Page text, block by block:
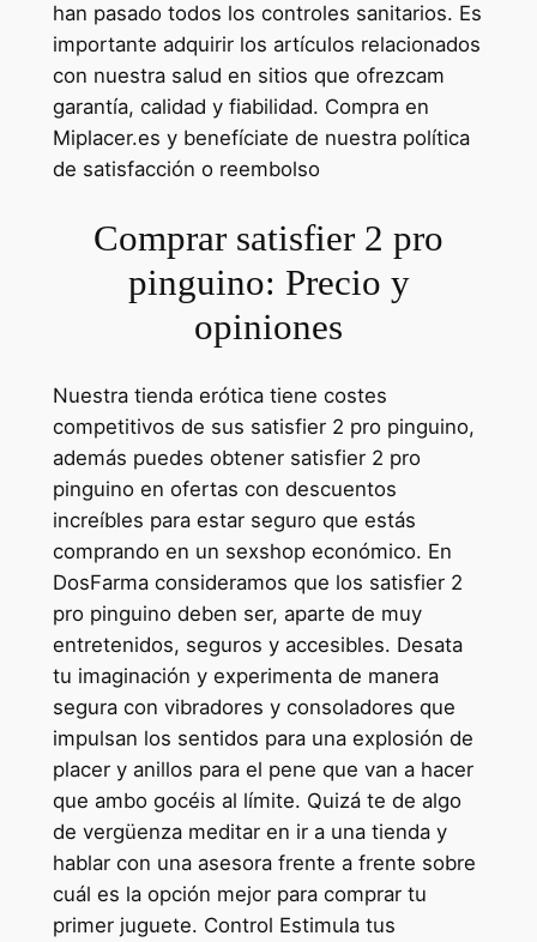
han pasado todos los controles sanitarios. Es
importante adquirir los artículos relacionados
con nuestra salud en sitios que ofrezcam
garantía, calidad y fiabilidad. Compra en
Miplacer.es y benefíciate de nuestra política
de satisfacción o reembolso
Comprar satisfier 2 pro
pinguino: Precio y
opiniones
Nuestra tienda erótica tiene costes
competitivos de sus satisfier 2 pro pinguino,
además puedes obtener satisfier 2 pro
pinguino en ofertas con descuentos
increíbles para estar seguro que estás
comprando en un sexshop económico. En
DosFarma consideramos que los satisfier 2
pro pinguino deben ser, aparte de muy
entretenidos, seguros y accesibles. Desata
tu imaginación y experimenta de manera
segura con vibradores y consoladores que
impulsan los sentidos para una explosión de
placer y anillos para el pene que van a hacer
que ambo gocéis al límite. Quizá te de algo
de vergüenza meditar en ir a una tienda y
hablar con una asesora frente a frente sobre
cuál es la opción mejor para comprar tu
primer juguete. Control Estimula tus